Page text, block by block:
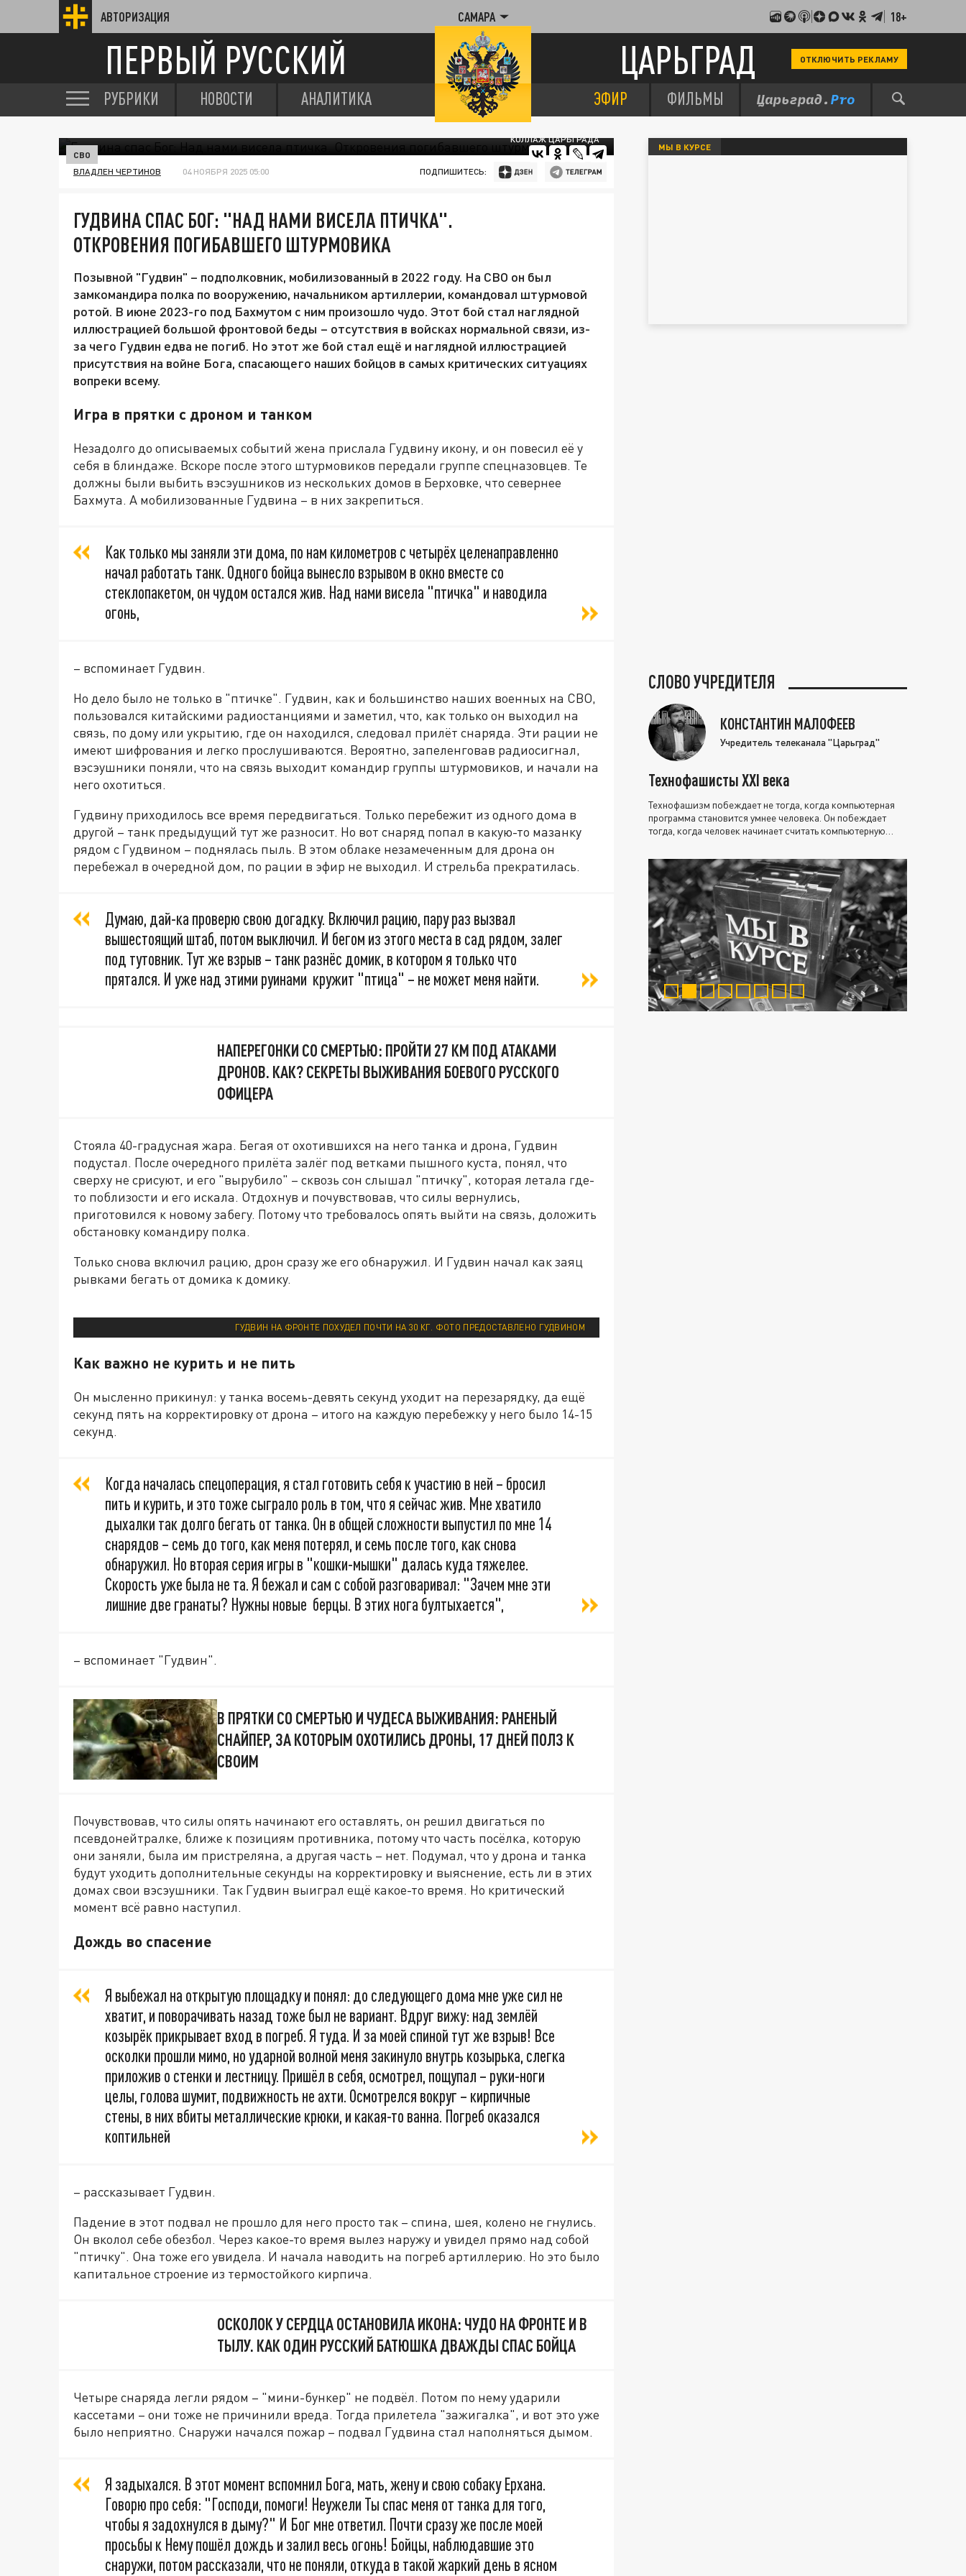
АВТОРИЗАЦИЯ САМАРА 18+
ПЕРВЫЙ РУССКИЙ ЦАРЬГРАД ОТКЛЮЧИТЬ РЕКЛАМУ
РУБРИКИ НОВОСТИ АНАЛИТИКА ЭФИР ФИЛЬМЫ
КОЛЛАЖ ЦАРЬГРАДА
СВО
ВЛАДЛЕН ЧЕРТИНОВ 04 НОЯБРЯ 2025 05:00 ПОДПИШИТЕСЬ:
ГУДВИНА СПАС БОГ: "НАД НАМИ ВИСЕЛА ПТИЧКА".
ОТКРОВЕНИЯ ПОГИБАВШЕГО ШТУРМОВИКА
Позывной "Гудвин" – подполковник, мобилизованный в 2022 году. На СВО он был
замкомандира полка по вооружению, начальником артиллерии, командовал штурмовой
ротой. В июне 2023-го под Бахмутом с ним произошло чудо. Этот бой стал наглядной
иллюстрацией большой фронтовой беды – отсутствия в войсках нормальной связи, из-
за чего Гудвин едва не погиб. Но этот же бой стал ещё и наглядной иллюстрацией
присутствия на войне Бога, спасающего наших бойцов в самых критических ситуациях
вопреки всему.
Игра в прятки с дроном и танком
Незадолго до описываемых событий жена прислала Гудвину икону, и он повесил её у
себя в блиндаже. Вскоре после этого штурмовиков передали группе спецназовцев. Те
должны были выбить вэсэушников из нескольких домов в Берховке, что севернее
Бахмута. А мобилизованные Гудвина – в них закрепиться.
Как только мы заняли эти дома, по нам километров с четырёх целенаправленно
начал работать танк. Одного бойца вынесло взрывом в окно вместе со
стеклопакетом, он чудом остался жив. Над нами висела "птичка" и наводила
огонь,
– вспоминает Гудвин.
Но дело было не только в "птичке". Гудвин, как и большинство наших военных на СВО,
пользовался китайскими радиостанциями и заметил, что, как только он выходил на
связь, по дому или укрытию, где он находился, следовал прилёт снаряда. Эти рации не
имеют шифрования и легко прослушиваются. Вероятно, запеленговав радиосигнал,
вэсэушники поняли, что на связь выходит командир группы штурмовиков, и начали на
него охотиться.
Гудвину приходилось все время передвигаться. Только перебежит из одного дома в
другой – танк предыдущий тут же разносит. Но вот снаряд попал в какую-то мазанку
рядом с Гудвином – поднялась пыль. В этом облаке незамеченным для дрона он
перебежал в очередной дом, по рации в эфир не выходил. И стрельба прекратилась.
Думаю, дай-ка проверю свою догадку. Включил рацию, пару раз вызвал
вышестоящий штаб, потом выключил. И бегом из этого места в сад рядом, залег
под тутовник. Тут же взрыв – танк разнёс домик, в котором я только что
прятался. И уже над этими руинами кружит "птица" – не может меня найти.
НАПЕРЕГОНКИ СО СМЕРТЬЮ: ПРОЙТИ 27 КМ ПОД АТАКАМИ
ДРОНОВ. КАК? СЕКРЕТЫ ВЫЖИВАНИЯ БОЕВОГО РУССКОГО
ОФИЦЕРА
Стояла 40-градусная жара. Бегая от охотившихся на него танка и дрона, Гудвин
подустал. После очередного прилёта залёг под ветками пышного куста, понял, что
сверху не срисуют, и его "вырубило" – сквозь сон слышал "птичку", которая летала где-
то поблизости и его искала. Отдохнув и почувствовав, что силы вернулись,
приготовился к новому забегу. Потому что требовалось опять выйти на связь, доложить
обстановку командиру полка.
Только снова включил рацию, дрон сразу же его обнаружил. И Гудвин начал как заяц
рывками бегать от домика к домику.
ГУДВИН НА ФРОНТЕ ПОХУДЕЛ ПОЧТИ НА 30 КГ. ФОТО ПРЕДОСТАВЛЕНО ГУДВИНОМ
Как важно не курить и не пить
Он мысленно прикинул: у танка восемь-девять секунд уходит на перезарядку, да ещё
секунд пять на корректировку от дрона – итого на каждую перебежку у него было 14-15
секунд.
Когда началась спецоперация, я стал готовить себя к участию в ней – бросил
пить и курить, и это тоже сыграло роль в том, что я сейчас жив. Мне хватило
дыхалки так долго бегать от танка. Он в общей сложности выпустил по мне 14
снарядов – семь до того, как меня потерял, и семь после того, как снова
обнаружил. Но вторая серия игры в "кошки-мышки" далась куда тяжелее.
Скорость уже была не та. Я бежал и сам с собой разговаривал: "Зачем мне эти
лишние две гранаты? Нужны новые берцы. В этих нога бултыхается",
– вспоминает "Гудвин".
В ПРЯТКИ СО СМЕРТЬЮ И ЧУДЕСА ВЫЖИВАНИЯ: РАНЕНЫЙ
СНАЙПЕР, ЗА КОТОРЫМ ОХОТИЛИСЬ ДРОНЫ, 17 ДНЕЙ ПОЛЗ К
СВОИМ
Почувствовав, что силы опять начинают его оставлять, он решил двигаться по
псевдонейтралке, ближе к позициям противника, потому что часть посёлка, которую
они заняли, была им пристреляна, а другая часть – нет. Подумал, что у дрона и танка
будут уходить дополнительные секунды на корректировку и выяснение, есть ли в этих
домах свои вэсэушники. Так Гудвин выиграл ещё какое-то время. Но критический
момент всё равно наступил.
Дождь во спасение
Я выбежал на открытую площадку и понял: до следующего дома мне уже сил не
хватит, и поворачивать назад тоже был не вариант. Вдруг вижу: над землёй
козырёк прикрывает вход в погреб. Я туда. И за моей спиной тут же взрыв! Все
осколки прошли мимо, но ударной волной меня закинуло внутрь козырька, слегка
приложив о стенки и лестницу. Пришёл в себя, осмотрел, пощупал – руки-ноги
целы, голова шумит, подвижность не ахти. Осмотрелся вокруг – кирпичные
стены, в них вбиты металлические крюки, и какая-то ванна. Погреб оказался
коптильней
– рассказывает Гудвин.
Падение в этот подвал не прошло для него просто так – спина, шея, колено не гнулись.
Он вколол себе обезбол. Через какое-то время вылез наружу и увидел прямо над собой
"птичку". Она тоже его увидела. И начала наводить на погреб артиллерию. Но это было
капитальное строение из термостойкого кирпича.
ОСКОЛОК У СЕРДЦА ОСТАНОВИЛА ИКОНА: ЧУДО НА ФРОНТЕ И В
ТЫЛУ. КАК ОДИН РУССКИЙ БАТЮШКА ДВАЖДЫ СПАС БОЙЦА
Четыре снаряда легли рядом – "мини-бункер" не подвёл. Потом по нему ударили
кассетами – они тоже не причинили вреда. Тогда прилетела "зажигалка", и вот это уже
было неприятно. Снаружи начался пожар – подвал Гудвина стал наполняться дымом.
Я задыхался. В этот момент вспомнил Бога, мать, жену и свою собаку Ерхана.
Говорю про себя: "Господи, помоги! Неужели Ты спас меня от танка для того,
чтобы я задохнулся в дыму?" И Бог мне ответил. Почти сразу же после моей
просьбы к Нему пошёл дождь и залил весь огонь! Бойцы, наблюдавшие это
снаружи, потом рассказали, что не поняли, откуда в такой жаркий день в ясном
МЫ В КУРСЕ
СЛОВО УЧРЕДИТЕЛЯ
КОНСТАНТИН МАЛОФЕЕВ
Учредитель телеканала "Царьград"
Технофашисты XXI века
Технофашизм побеждает не тогда, когда компьютерная
программа становится умнее человека. Он побеждает
тогда, когда человек начинает считать компьютерную